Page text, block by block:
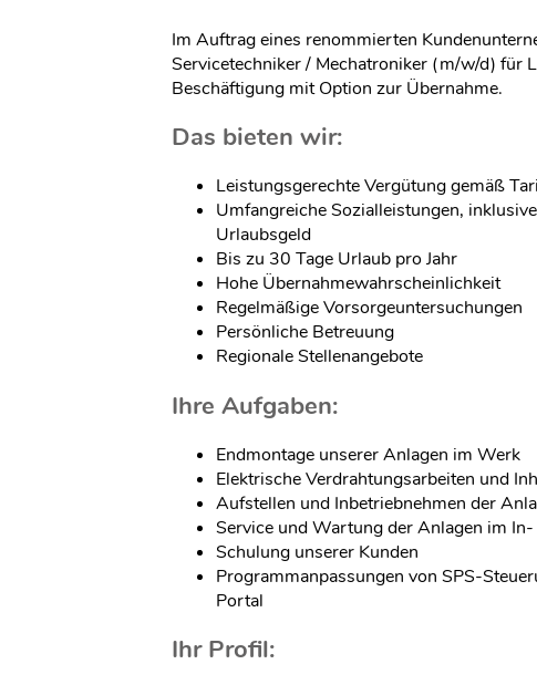
Im Auftrag eines renommierten
Servicetechniker / Mechatroniker (m/w/d) für
Beschäftigung mit Option zur Übernahme.
Das bieten wir:
Leistungsgerechte Vergütung gemäß
Umfangreiche Sozialleistungen,
Urlaubsgeld
Bis zu 30 Tage Urlaub pro Jahr
Hohe Übernahmewahrscheinlichkeit
Regelmäßige Vorsorgeuntersuchungen
Persönliche Betreuung
Regionale Stellenangebote
Ihre Aufgaben:
Endmontage unserer Anlagen im Werk
Elektrische Verdrahtungsarbeiten und
Aufstellen und Inbetriebnehmen der
Service und Wartung der Anlagen im
Schulung unserer Kunden
Programmanpassungen von SPS-
Portal
Ihr Profil: